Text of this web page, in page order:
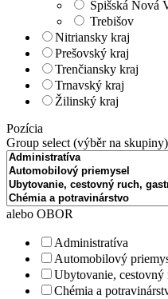
Spišská Nová
Trebišov
Nitriansky kraj
Prešovský kraj
Trenčiansky kraj
Trnavský kraj
Žilinský kraj
Pozícia
Group select (výběr na skupiny)
alebo OBOR
Administratíva
Automobilový
Ubytovanie, cestovný
Chémia a